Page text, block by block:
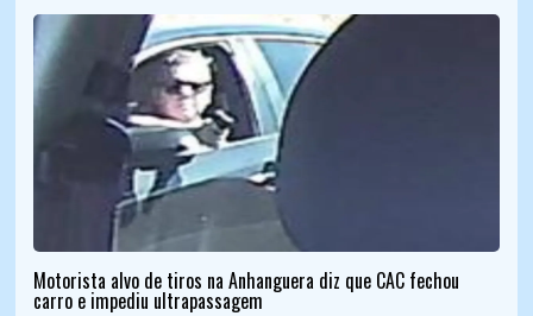
Motorista alvo de tiros na Anhanguera diz que CAC fechou
carro e impediu ultrapassagem